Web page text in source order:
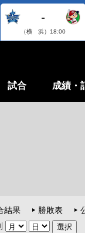
-
（横 浜） 18:00
試合 成績・
結果 勝敗表